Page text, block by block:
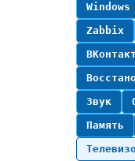
Windows
Zabbix
Звук
Память